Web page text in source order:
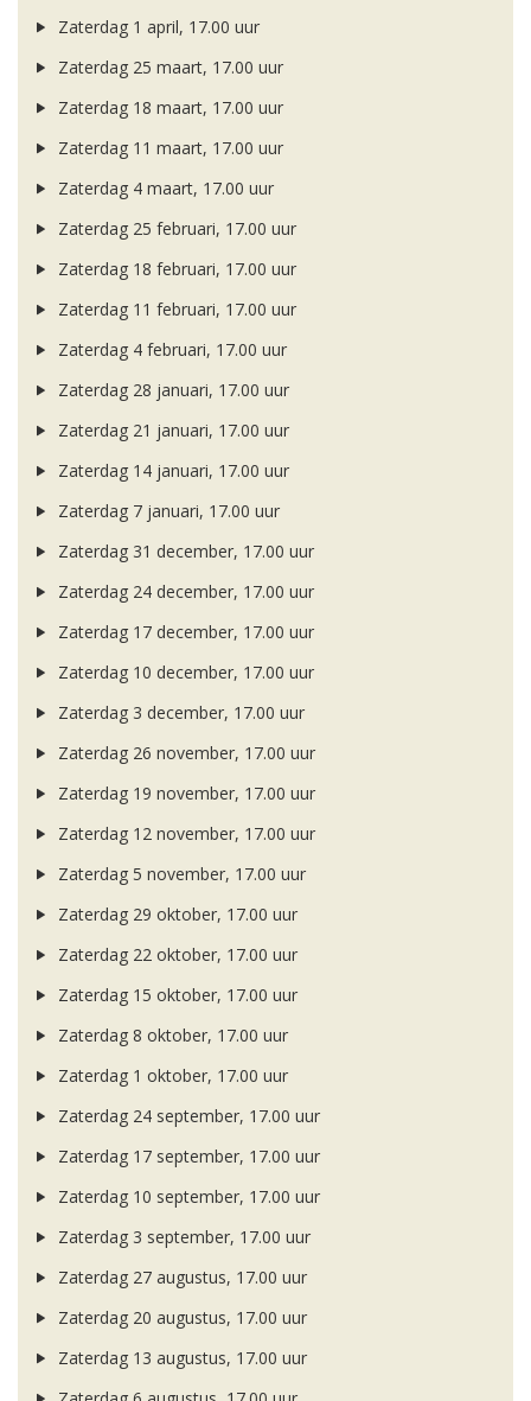
Zaterdag 1 april, 17.00 uur
Zaterdag 25 maart, 17.00 uur
Zaterdag 18 maart, 17.00 uur
Zaterdag 11 maart, 17.00 uur
Zaterdag 4 maart, 17.00 uur
Zaterdag 25 februari, 17.00 uur
Zaterdag 18 februari, 17.00 uur
Zaterdag 11 februari, 17.00 uur
Zaterdag 4 februari, 17.00 uur
Zaterdag 28 januari, 17.00 uur
Zaterdag 21 januari, 17.00 uur
Zaterdag 14 januari, 17.00 uur
Zaterdag 7 januari, 17.00 uur
Zaterdag 31 december, 17.00 uur
Zaterdag 24 december, 17.00 uur
Zaterdag 17 december, 17.00 uur
Zaterdag 10 december, 17.00 uur
Zaterdag 3 december, 17.00 uur
Zaterdag 26 november, 17.00 uur
Zaterdag 19 november, 17.00 uur
Zaterdag 12 november, 17.00 uur
Zaterdag 5 november, 17.00 uur
Zaterdag 29 oktober, 17.00 uur
Zaterdag 22 oktober, 17.00 uur
Zaterdag 15 oktober, 17.00 uur
Zaterdag 8 oktober, 17.00 uur
Zaterdag 1 oktober, 17.00 uur
Zaterdag 24 september, 17.00 uur
Zaterdag 17 september, 17.00 uur
Zaterdag 10 september, 17.00 uur
Zaterdag 3 september, 17.00 uur
Zaterdag 27 augustus, 17.00 uur
Zaterdag 20 augustus, 17.00 uur
Zaterdag 13 augustus, 17.00 uur